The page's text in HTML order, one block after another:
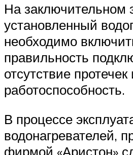
На заключительном
установленный
необходимо
правильность
отсутствие протечек
работоспособность.
В процессе
водонагревателей,
фирмой «Аристон»